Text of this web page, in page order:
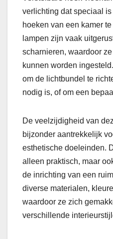
verlichting dat speciaal
hoeken van een kamer
lampen zijn vaak
scharnieren, waardoor
kunnen worden
om de lichtbundel te
nodig is, of om een
De veelzijdigheid van
bijzonder aantrekkelijk
esthetische doeleinden.
alleen praktisch, maar
de inrichting van een
diverse materialen,
waardoor ze zich
verschillende